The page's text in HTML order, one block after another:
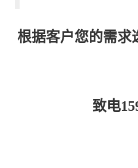
根据客户您的需求
致电